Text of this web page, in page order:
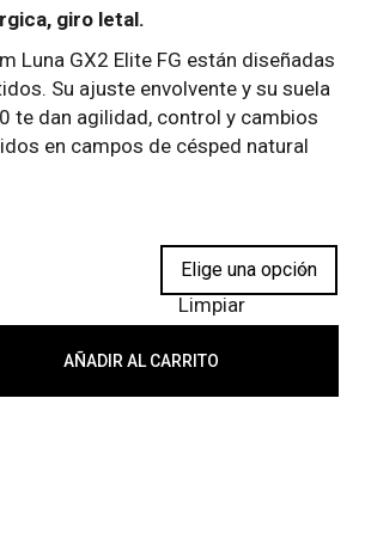
giro letal.
Luna GX2 Elite FG están diseñadas
Su ajuste envolvente y su suela
te dan agilidad, control y cambios
en campos de césped natural
Limpiar
GX2 ELITE FG 067 cantidad
AÑADIR AL CARRITO